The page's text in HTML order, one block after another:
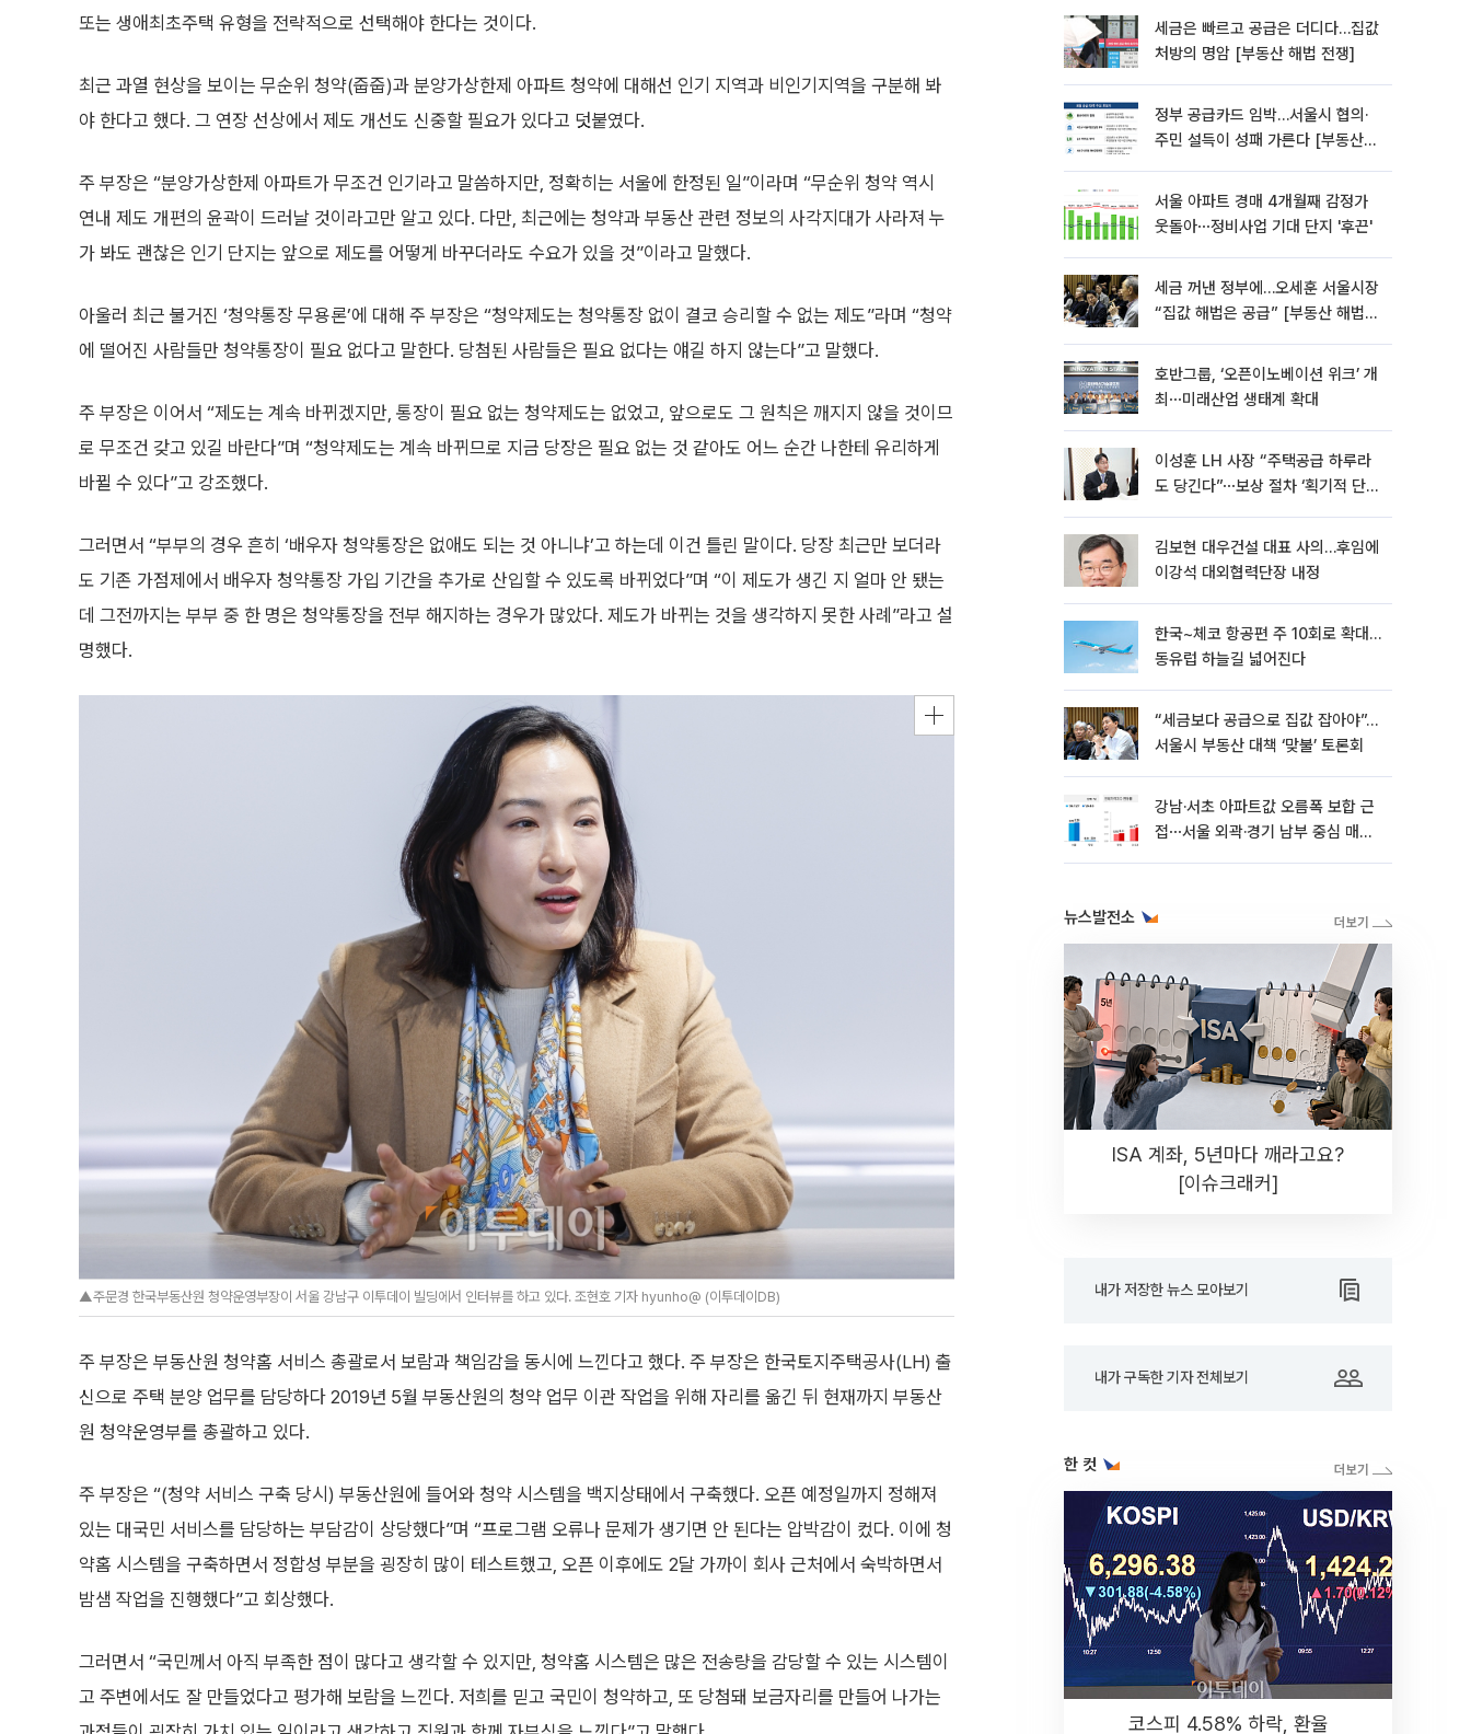
또는 생애최초주택 유형을 전략적으로 선택해야 한다는 것이다.
최근 과열 현상을 보이는 무순위 청약(줍줍)과 분양가상한제 아파트 청약에 대해선 인기 지역과 비인기지역을 구분해 봐
야 한다고 했다. 그 연장 선상에서 제도 개선도 신중할 필요가 있다고 덧붙였다.
주 부장은 “분양가상한제 아파트가 무조건 인기라고 말씀하지만, 정확히는 서울에 한정된 일”이라며 “무순위 청약 역시
연내 제도 개편의 윤곽이 드러날 것이라고만 알고 있다. 다만, 최근에는 청약과 부동산 관련 정보의 사각지대가 사라져 누
가 봐도 괜찮은 인기 단지는 앞으로 제도를 어떻게 바꾸더라도 수요가 있을 것”이라고 말했다.
아울러 최근 불거진 ‘청약통장 무용론’에 대해 주 부장은 “청약제도는 청약통장 없이 결코 승리할 수 없는 제도”라며 “청약
에 떨어진 사람들만 청약통장이 필요 없다고 말한다. 당첨된 사람들은 필요 없다는 얘길 하지 않는다”고 말했다.
주 부장은 이어서 “제도는 계속 바뀌겠지만, 통장이 필요 없는 청약제도는 없었고, 앞으로도 그 원칙은 깨지지 않을 것이므
로 무조건 갖고 있길 바란다”며 “청약제도는 계속 바뀌므로 지금 당장은 필요 없는 것 같아도 어느 순간 나한테 유리하게
바뀔 수 있다”고 강조했다.
그러면서 “부부의 경우 흔히 ‘배우자 청약통장은 없애도 되는 것 아니냐’고 하는데 이건 틀린 말이다. 당장 최근만 보더라
도 기존 가점제에서 배우자 청약통장 가입 기간을 추가로 산입할 수 있도록 바뀌었다”며 “이 제도가 생긴 지 얼마 안 됐는
데 그전까지는 부부 중 한 명은 청약통장을 전부 해지하는 경우가 많았다. 제도가 바뀌는 것을 생각하지 못한 사례”라고 설
명했다.
▲주문경 한국부동산원 청약운영부장이 서울 강남구 이투데이 빌딩에서 인터뷰를 하고 있다. 조현호 기자 hyunho@ (이투데이DB)
주 부장은 부동산원 청약홈 서비스 총괄로서 보람과 책임감을 동시에 느낀다고 했다. 주 부장은 한국토지주택공사(LH) 출
신으로 주택 분양 업무를 담당하다 2019년 5월 부동산원의 청약 업무 이관 작업을 위해 자리를 옮긴 뒤 현재까지 부동산
원 청약운영부를 총괄하고 있다.
주 부장은 “(청약 서비스 구축 당시) 부동산원에 들어와 청약 시스템을 백지상태에서 구축했다. 오픈 예정일까지 정해져
있는 대국민 서비스를 담당하는 부담감이 상당했다”며 “프로그램 오류나 문제가 생기면 안 된다는 압박감이 컸다. 이에 청
약홈 시스템을 구축하면서 정합성 부분을 굉장히 많이 테스트했고, 오픈 이후에도 2달 가까이 회사 근처에서 숙박하면서
밤샘 작업을 진행했다”고 회상했다.
그러면서 “국민께서 아직 부족한 점이 많다고 생각할 수 있지만, 청약홈 시스템은 많은 전송량을 감당할 수 있는 시스템이
고 주변에서도 잘 만들었다고 평가해 보람을 느낀다. 저희를 믿고 국민이 청약하고, 또 당첨돼 보금자리를 만들어 나가는
세금은 빠르고 공급은 더디다…집값
처방의 명암 [부동산 해법 전쟁]
정부 공급카드 임박…서울시 협의·
주민 설득이 성패 가른다 [부동산
서울 아파트 경매 4개월째 감정가
웃돌아⋯정비사업 기대 단지 '후끈'
세금 꺼낸 정부에…오세훈 서울시장
“집값 해법은 공급” [부동산 해법
호반그룹, ‘오픈이노베이션 위크’ 개
최⋯미래산업 생태계 확대
이성훈 LH 사장 “주택공급 하루라
도 당긴다”⋯보상 절차 ‘획기적 단
김보현 대우건설 대표 사의…후임에
이강석 대외협력단장 내정
한국~체코 항공편 주 10회로 확대…
동유럽 하늘길 넓어진다
“세금보다 공급으로 집값 잡아야”…
서울시 부동산 대책 ‘맞불’ 토론회
강남·서초 아파트값 오름폭 보합 근
접⋯서울 외곽·경기 남부 중심 매수
뉴스발전소
ISA 계좌, 5년마다 깨라고요?
[이슈크래커]
내가 저장한 뉴스 모아보기
내가 구독한 기자 전체보기
한 컷
코스피 4.58% 하락, 환율